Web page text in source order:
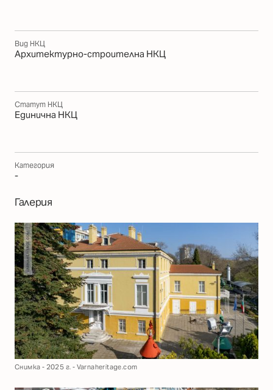
Вид НКЦ
Архитектурно-строителна НКЦ
Статут НКЦ
Единична НКЦ
Категория
-
Галерия
Снимка - 2025 г. - Varnaheritage.com